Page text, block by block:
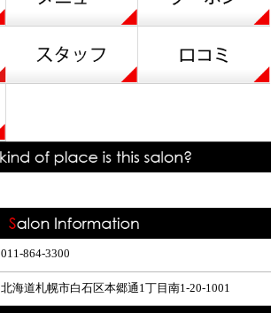
011-864-3300
北海道札幌市白石区本郷通1丁目南1-20-1001